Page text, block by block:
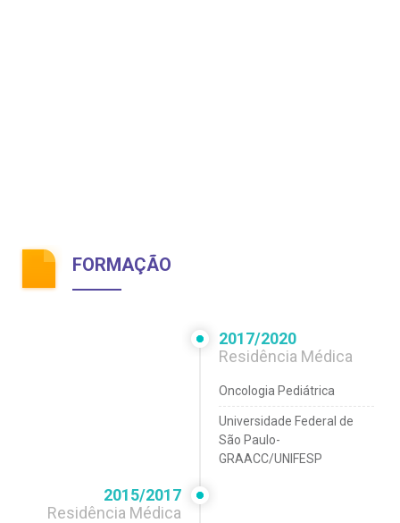
FORMAÇÃO
2017/2020
Residência Médica
Oncologia Pediátrica
Universidade Federal de
São Paulo-
GRAACC/UNIFESP
2015/2017
Residência Médica